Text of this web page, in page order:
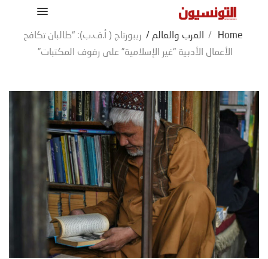
Home
/ العرب والعالم / ريبورتاج ( أ.ف.ب): “طالبان تكافح
الأعمال الأدبية “غير الإسلامية” على رفوف المكتبات”